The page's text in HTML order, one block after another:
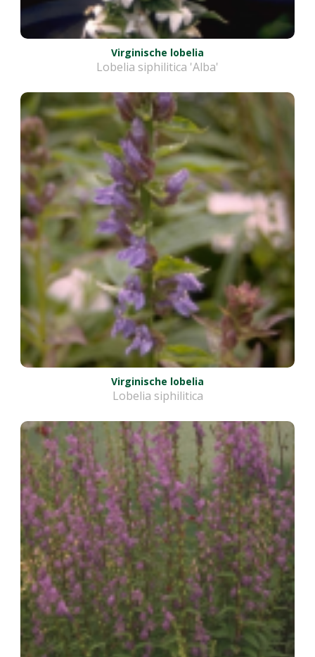
Virginische lobelia
Lobelia siphilitica 'Alba'
Virginische lobelia
Lobelia siphilitica